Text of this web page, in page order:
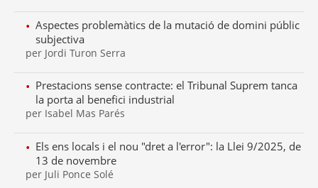
Aspectes problemàtics de la mutació de domini públic
subjectiva
per Jordi Turon Serra
Prestacions sense contracte: el Tribunal Suprem tanca
la porta al benefici industrial
per Isabel Mas Parés
Els ens locals i el nou "dret a l'error": la Llei 9/2025, de
13 de novembre
per Juli Ponce Solé